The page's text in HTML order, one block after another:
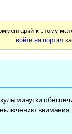
к этому
войти на портал
внимания